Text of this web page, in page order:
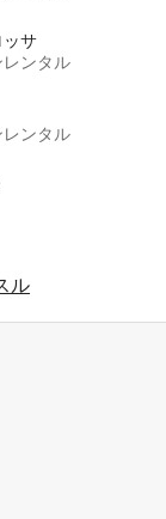
サ
ンタル
ンタル
ル